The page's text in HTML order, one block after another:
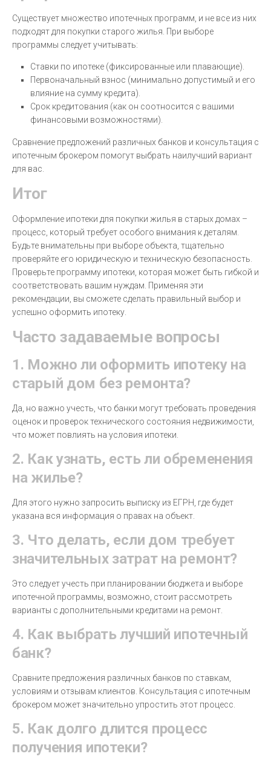
Существует множество ипотечных программ, и не все из них
подходят для покупки старого жилья. При выборе
программы следует учитывать:
Ставки по ипотеке (фиксированные или плавающие).
Первоначальный взнос (минимально допустимый и его
влияние на сумму кредита).
Срок кредитования (как он соотносится с вашими
финансовыми возможностями).
Сравнение предложений различных банков и консультация с
ипотечным брокером помогут выбрать наилучший вариант
для вас.
Итог
Оформление ипотеки для покупки жилья в старых домах –
процесс, который требует особого внимания к деталям.
Будьте внимательны при выборе объекта, тщательно
проверяйте его юридическую и техническую безопасность.
Проверьте программу ипотеки, которая может быть гибкой и
соответствовать вашим нуждам. Применяя эти
рекомендации, вы сможете сделать правильный выбор и
успешно оформить ипотеку.
Часто задаваемые вопросы
1. Можно ли оформить ипотеку на
старый дом без ремонта?
Да, но важно учесть, что банки могут требовать проведения
оценок и проверок технического состояния недвижимости,
что может повлиять на условия ипотеки.
2. Как узнать, есть ли обременения
на жилье?
Для этого нужно запросить выписку из ЕГРН, где будет
указана вся информация о правах на объект.
3. Что делать, если дом требует
значительных затрат на ремонт?
Это следует учесть при планировании бюджета и выборе
ипотечной программы, возможно, стоит рассмотреть
варианты с дополнительными кредитами на ремонт.
4. Как выбрать лучший ипотечный
банк?
Сравните предложения различных банков по ставкам,
условиям и отзывам клиентов. Консультация с ипотечным
брокером может значительно упростить этот процесс.
5. Как долго длится процесс
получения ипотеки?